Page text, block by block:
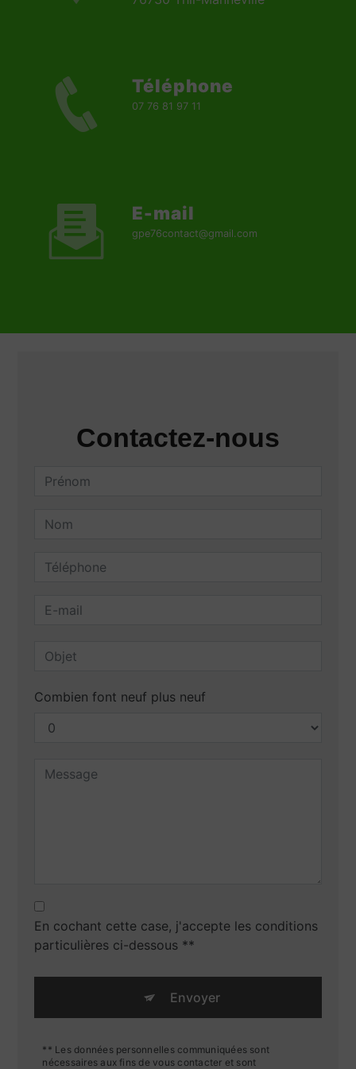
Téléphone
07 76 81 97 11
E-mail
gpe76contact@gmail.com
Contactez-nous
Combien font neuf plus neuf
En cochant cette case, j'accepte les conditions
particulières ci-dessous **
Envoyer
** Les données personnelles communiquées sont
nécessaires aux fins de vous contacter et sont